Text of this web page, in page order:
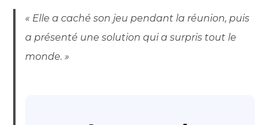
« Elle a caché son jeu pendant la réunion, puis
a présenté une solution qui a surpris tout le
monde. »